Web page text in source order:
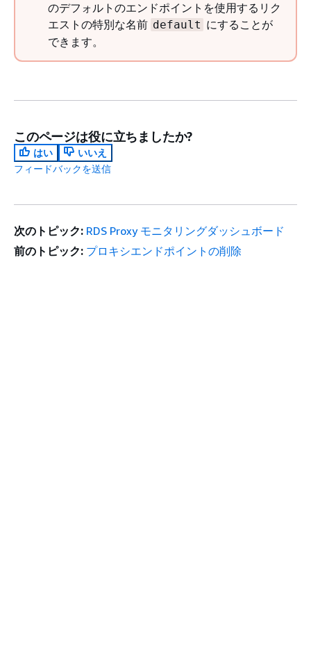
のデフォルトのエンドポイントを使用するリク
エストの特別な名前 default にすることが
できます。
このページは役に立ちましたか?
はい
いいえ
フィードバックを送信
次のトピック: RDS Proxy モニタリングダッシュボード
前のトピック: プロキシエンドポイントの削除